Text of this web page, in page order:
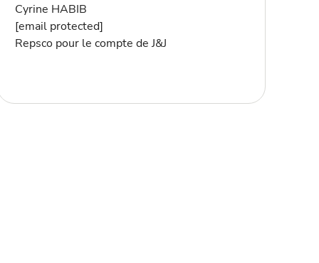
Cyrine HABIB
[email protected]
Repsco pour le compte de J&J